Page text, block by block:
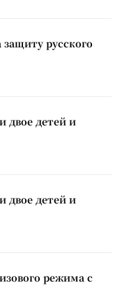
русского
двое детей и
двое детей и
режима с